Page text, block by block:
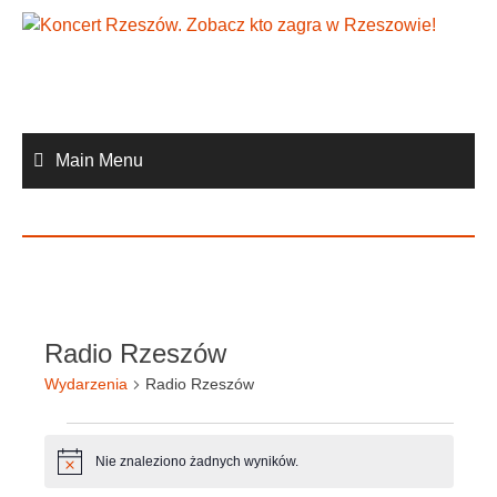
Skip
Main Menu
Radio Rzeszów
Wydarzenia Radio Rzeszów
Powiadomienie
Nie znaleziono żadnych wyników.